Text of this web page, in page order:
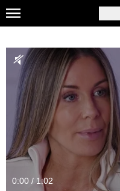
Skip
to
main
content
Moda
Ślub i wesele
Styl życia
Nasze akcje
Inspiracje
0:00 / 1:02